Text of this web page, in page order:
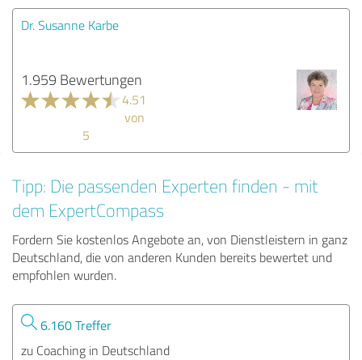
Dr. Susanne Karbe
1.959 Bewertungen
4.51
von
5
Tipp: Die passenden Experten finden - mit
dem ExpertCompass
Fordern Sie kostenlos Angebote an, von Dienstleistern in ganz
Deutschland, die von anderen Kunden bereits bewertet und
empfohlen wurden.
6.160 Treffer
zu Coaching in Deutschland